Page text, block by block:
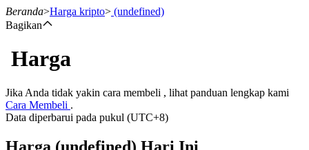
Berjangka
Beranda>Harga kripto> (undefined)
Bagikan
Harga
Jika Anda tidak yakin cara membeli , lihat panduan lengkap kami
Cara Membeli .
Data diperbarui pada pukul (UTC+8)
Harga (undefined) Hari Ini